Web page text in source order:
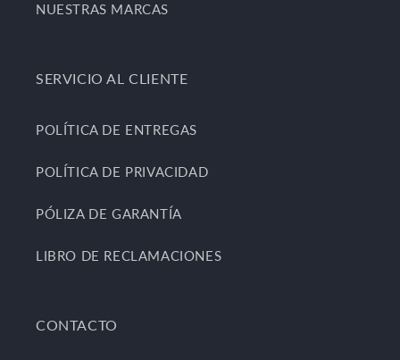
NUESTRAS MARCAS
SERVICIO AL CLIENTE
POLÍTICA DE ENTREGAS
POLÍTICA DE PRIVACIDAD
PÓLIZA DE GARANTÍA
LIBRO DE RECLAMACIONES
CONTACTO